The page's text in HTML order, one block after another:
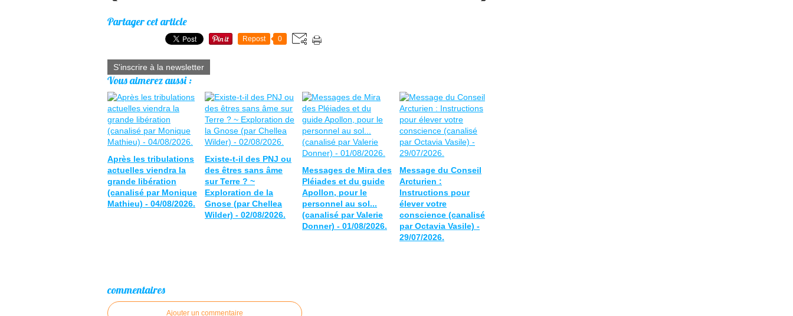
Partager cet article
Repost 0
S'inscrire à la newsletter
Vous aimerez aussi :
Après les tribulations
actuelles viendra la
grande libération
(canalisé par Monique
Mathieu) - 04/08/2026.
Existe-t-il des PNJ ou
des êtres sans âme
sur Terre ? ~
Exploration de la
Gnose (par Chellea
Wilder) - 02/08/2026.
Messages de Mira des
Pléiades et du guide
Apollon, pour le
personnel au sol...
(canalisé par Valerie
Donner) - 01/08/2026.
Message du Conseil
Arcturien :
Instructions pour
élever votre
conscience (canalisé
par Octavia Vasile) -
29/07/2026.
commentaires
Ajouter un commentaire